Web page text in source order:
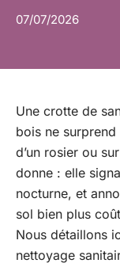
07/07/2026
Une crotte de
bois ne
d’un rosier ou
donne : elle
nocturne, et
sol bien plus
Nous détaillons
nettoyage